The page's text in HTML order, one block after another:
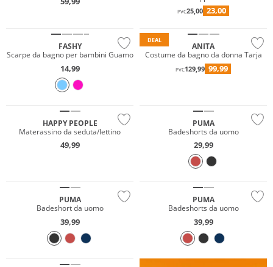
PVC25,00 23,00
FASHY
Scarpe da bagno per bambini Guamo
14,99
DEAL
ANITA
Costume da bagno da donna Tarja
PVC129,99 99,99
HAPPY PEOPLE
Materassino da seduta/lettino
49,99
PUMA
Badeshorts da uomo
29,99
PUMA
Badeshort da uomo
39,99
PUMA
Badeshorts da uomo
39,99